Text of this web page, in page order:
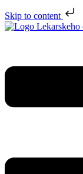
Skip to content